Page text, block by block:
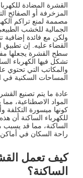
القشرة المضادة
المزخرفة أو الصفائح
مصممة لمنع تراكم
الجمالية للخشب
ولكن مع فائدة إضافية
القضاء عليه. إن تطبيق
سطح القشرة يجعلها
تشكل فيها الكهرباء
والمكاتب التي تحتوي
المساحات السكنية في
عادة ما يتم تصنيع
المواد الاصطناعية،
كونها ميسورة التكلفة
للكهرباء الساكنة أن
الساكنة، مما قد
راحة السكان في أماكن
كيف تعمل
الساكنة؟